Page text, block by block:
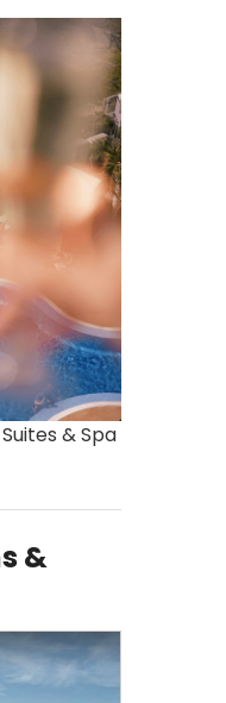
& Spa
&